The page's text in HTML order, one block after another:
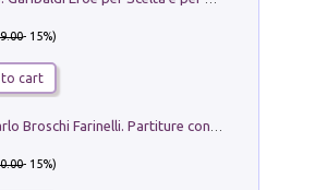
- 15%)
to cart
- 15%)